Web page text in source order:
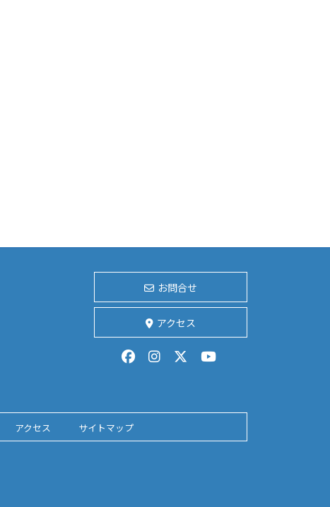
お問合せ
アクセス
アクセス サイトマップ